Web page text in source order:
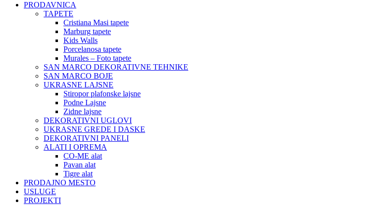
PRODAVNICA
TAPETE
Cristiana Masi tapete
Marburg tapete
Kids Walls
Porcelanosa tapete
Murales – Foto tapete
SAN MARCO DEKORATIVNE TEHNIKE
SAN MARCO BOJE
UKRASNE LAJSNE
Stiropor plafonske lajsne
Podne Lajsne
Zidne lajsne
DEKORATIVNI UGLOVI
UKRASNE GREDE I DASKE
DEKORATIVNI PANELI
ALATI I OPREMA
CO-ME alat
Pavan alat
Tigre alat
PRODAJNO MESTO
USLUGE
PROJEKTI